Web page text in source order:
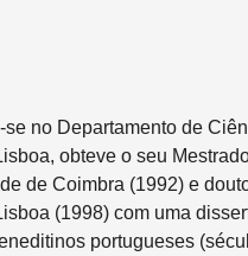
no Departamento de
obteve o seu
de Coimbra (1992) e
(1998) com uma
portugueses